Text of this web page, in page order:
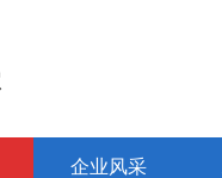
企业风采